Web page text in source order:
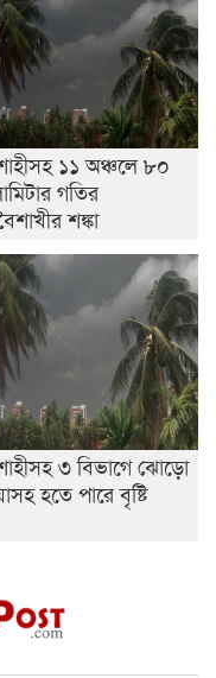
১১ অঞ্চলে ৮০
গতির
শঙ্কা
৩ বিভাগে ঝোড়ো
হতে পারে বৃষ্টি